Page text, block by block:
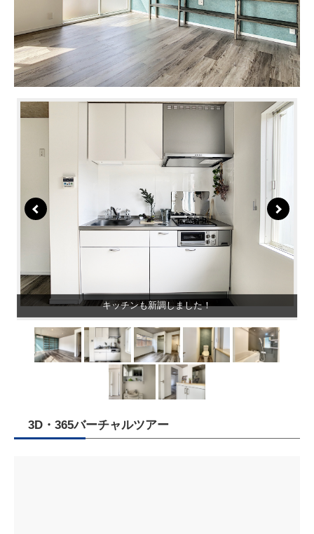
キッチンも新調しました！
3D・365バーチャルツアー